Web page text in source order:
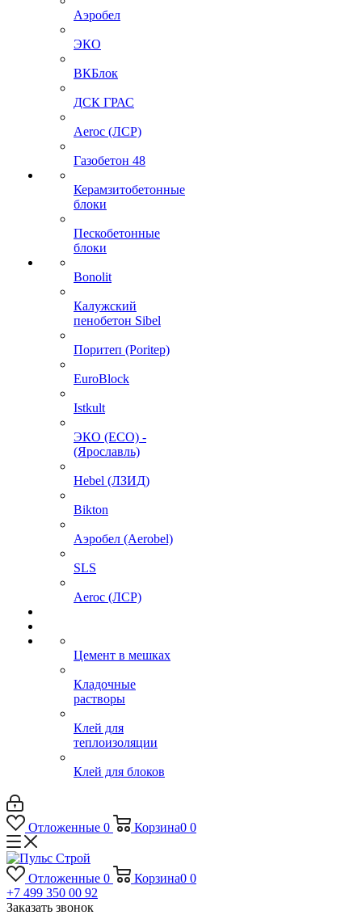
Аэробел
ЭКО
ВКБлок
ДСК ГРАС
Aeroc (ЛСР)
Газобетон 48
Керамзитобетонные
блоки
Пескобетонные
блоки
Bonolit
Калужский
пенобетон Sibel
Поритеп (Poritep)
EuroBlock
Istkult
ЭКО (ECO) -
(Ярославль)
Hebel (ЛЗИД)
Bikton
Аэробел (Aerobel)
SLS
Aeroc (ЛСР)
Цемент в мешках
Кладочные
растворы
Клей для
теплоизоляции
Клей для блоков
Отложенные 0 Корзина0 0
Отложенные 0 Корзина0 0
+7 499 350 00 92
Заказать звонок